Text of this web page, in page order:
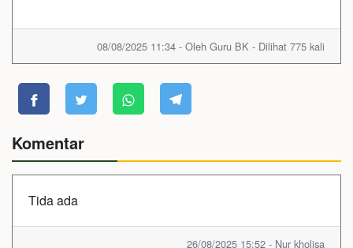
08/08/2025 11:34 - Oleh Guru BK - Dilihat 775 kali
Komentar
Tida ada
26/08/2025 15:52 - Nur kholisa